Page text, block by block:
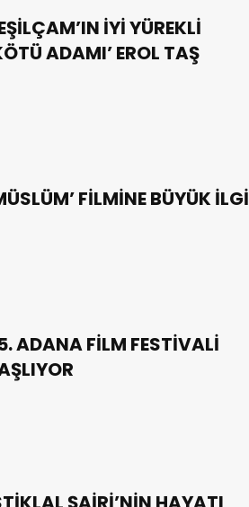
İYİ YÜREKLİ
ADAMI’ EROL TAŞ
FİLMİNE BÜYÜK İLGİ
ADANA FİLM FESTİVALİ